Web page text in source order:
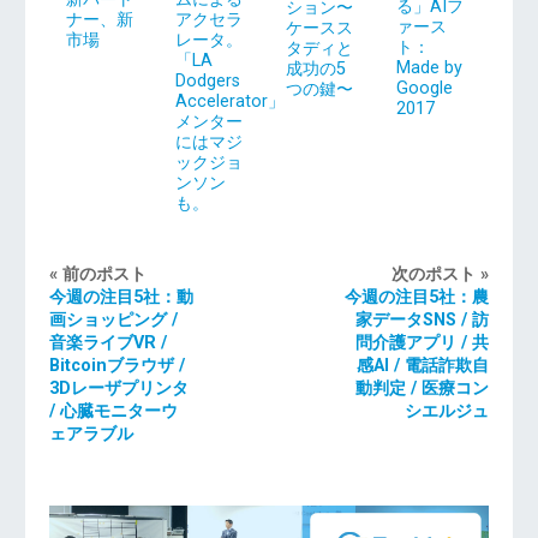
ナー、新
市場
アクセラ
レータ。
「LA
Dodgers
Accelerator」
メンター
にはマジ
ックジョ
ンソン
も。
ション〜
ケースス
タディと
成功の5
つの鍵〜
る」AIフ
ァース
ト：
Made by
Google
2017
« 前のポスト
今週の注目5社：動
画ショッピング /
音楽ライブVR /
Bitcoinブラウザ /
3Dレーザプリンタ
/ 心臓モニターウ
ェアラブル
次のポスト »
今週の注目5社：農
家データSNS / 訪
問介護アプリ / 共
感AI / 電話詐欺自
動判定 / 医療コン
シエルジュ